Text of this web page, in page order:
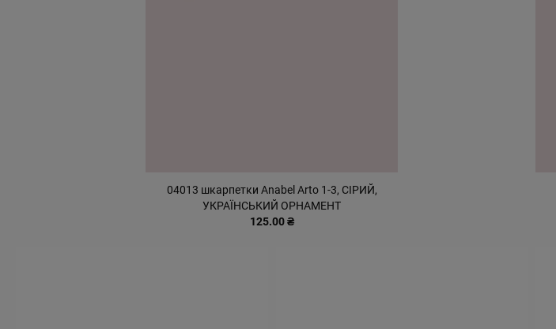
04013 шкарпетки Anabel Arto 1-3, СІРИЙ,
УКРАЇНСЬКИЙ ОРНАМЕНТ
125.00 ₴